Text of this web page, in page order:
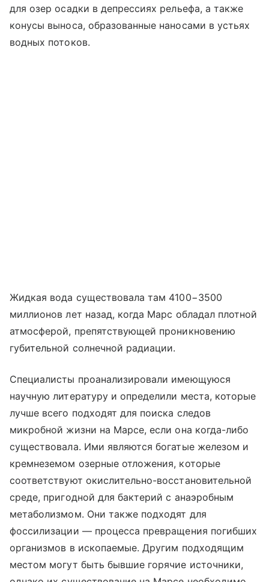
для озер осадки в депрессиях рельефа, а также
конусы выноса, образованные наносами в устьях
водных потоков.
Жидкая вода существовала там 4100−3500
миллионов лет назад, когда Марс обладал плотной
атмосферой, препятствующей проникновению
губительной солнечной радиации.
Специалисты проанализировали имеющуюся
научную литературу и определили места, которые
лучше всего подходят для поиска следов
микробной жизни на Марсе, если она когда-либо
существовала. Ими являются богатые железом и
кремнеземом озерные отложения, которые
соответствуют окислительно-восстановительной
среде, пригодной для бактерий с анаэробным
метаболизмом. Они также подходят для
фоссилизации — процесса превращения погибших
организмов в ископаемые. Другим подходящим
местом могут быть бывшие горячие источники,